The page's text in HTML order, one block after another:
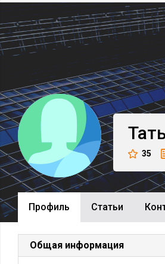
35
Профиль Cтатьи
Общая информация